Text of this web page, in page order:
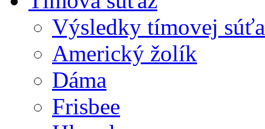
Výsledky tímovej
Americký žolík
Dáma
Frisbee